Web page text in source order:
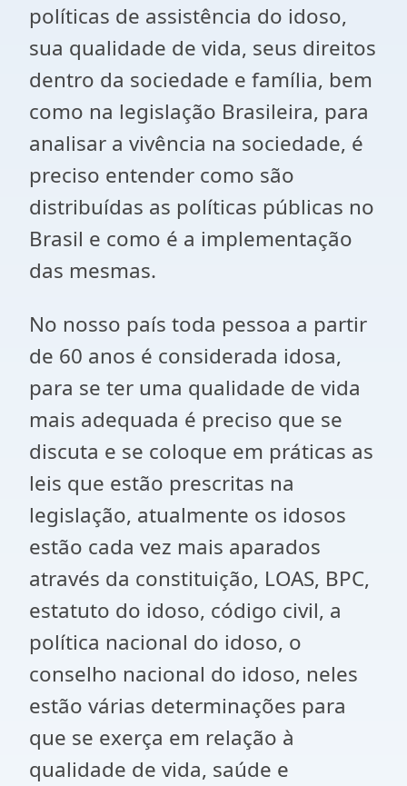
políticas de assistência do idoso,
sua qualidade de vida, seus direitos
dentro da sociedade e família, bem
como na legislação Brasileira, para
analisar a vivência na sociedade, é
preciso entender como são
distribuídas as políticas públicas no
Brasil e como é a implementação
das mesmas.
No nosso país toda pessoa a partir
de 60 anos é considerada idosa,
para se ter uma qualidade de vida
mais adequada é preciso que se
discuta e se coloque em práticas as
leis que estão prescritas na
legislação, atualmente os idosos
estão cada vez mais aparados
através da constituição, LOAS, BPC,
estatuto do idoso, código civil, a
política nacional do idoso, o
conselho nacional do idoso, neles
estão várias determinações para
que se exerça em relação à
qualidade de vida, saúde e